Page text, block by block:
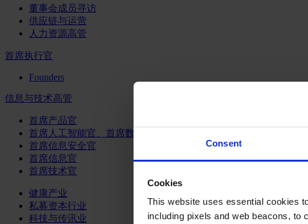
Consent
Cookies
This website uses essential cookies
including pixels and web beacons,
董事会成员寻访
供应链与运营
人力资源高管
首席执行官
Founders
信息与技术高管
首席产品官
首席人工智能官、首席数据官和首席数据解析官
首席信息安全官
首席信息官
首席技术官
健康产业
私募资本行业
科技与传讯业